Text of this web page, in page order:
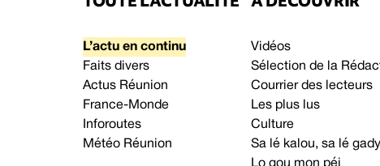
L’actu en continu
Faits divers
Actus Réunion
France-Monde
Inforoutes
Météo Réunion
Vidéos
Sélection de la
Courrier des lecteurs
Les plus lus
Culture
Sa lé kalou, sa lé
Lo gou mon péi